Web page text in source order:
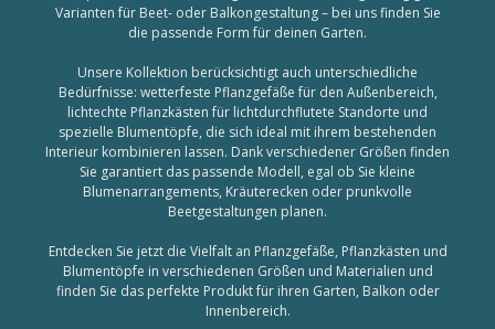
Varianten für Beet- oder Balkongestaltung – bei uns finden Sie
die passende Form für deinen Garten.
Unsere Kollektion berücksichtigt auch unterschiedliche
Bedürfnisse: wetterfeste Pflanzgefäße für den Außenbereich,
lichtechte Pflanzkästen für lichtdurchflutete Standorte und
spezielle Blumentöpfe, die sich ideal mit ihrem bestehenden
Interieur kombinieren lassen. Dank verschiedener Größen finden
Sie garantiert das passende Modell, egal ob Sie kleine
Blumenarrangements, Kräuterecken oder prunkvolle
Beetgestaltungen planen.
Entdecken Sie jetzt die Vielfalt an Pflanzgefäße, Pflanzkästen und
Blumentöpfe in verschiedenen Größen und Materialien und
finden Sie das perfekte Produkt für ihren Garten, Balkon oder
Innenbereich.